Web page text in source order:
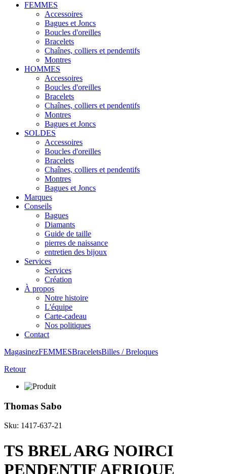
FEMMES
Accessoires
Bagues et Joncs
Boucles d'oreilles
Bracelets
Chaînes, colliers et pendentifs
Montres
HOMMES
Accessoires
Boucles d'oreilles
Bracelets
Chaînes, colliers et pendentifs
Montres
Bagues et Joncs
SOLDES
Accessoires
Boucles d'oreilles
Bracelets
Chaînes, colliers et pendentifs
Montres
Bagues et Joncs
Marques
Conseils
Bagues
Diamants
Guide de taille
pierres de naissance
entretien des bijoux
Services
Services
Création
À propos
Notre histoire
L'équipe
Carte-cadeau
Nos politiques
Contact
MagasinezFEMMESBraceletsBilles / Breloques
Retour
Thomas Sabo
Sku: 1417-637-21
TS BREL ARG NOIRCI
PENDENTIF AFRIQUE